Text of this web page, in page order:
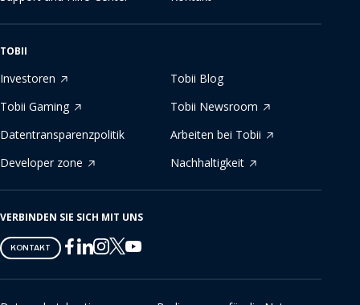
TOBII
Investoren
Tobii Blog
Tobii Gaming
Tobii Newsroom
Datentransparenzpolitik
Arbeiten bei Tobii
Developer zone
Nachhaltigkeit
VERBINDEN SIE SICH MIT UNS
KONTAKT
Tobii
on
Facebook
Tobii
on
Linkedin
Tobii
on
Instagram
Tobii
on
Twitter
Tobii
on
Youtube